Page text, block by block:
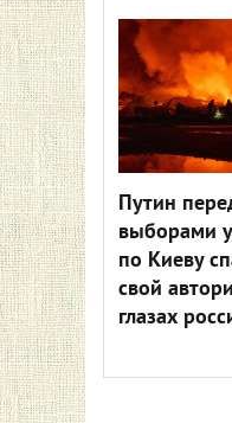
Путин
выборами
по Киеву
свой
глазах